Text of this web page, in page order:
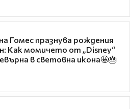
Гомес празнува рождения
Как момичето от „Disney“
в световна икона🤩🎂